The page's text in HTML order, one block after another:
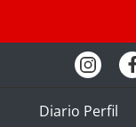
Diario Perfil